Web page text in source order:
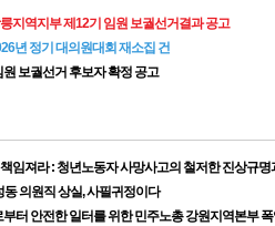
지역지부 제12기 임원 보궐선거결과 공고
년 정기 대의원대회 재소집 건
보궐선거 후보자 확정 공고
임져라 : 청년노동자 사망사고의 철저한 진상규
의원직 상실, 사필귀정이다
터 안전한 일터를 위한 민주노총 강원지역본부